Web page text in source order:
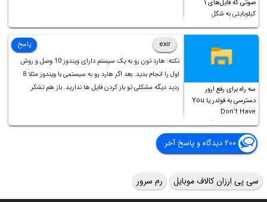
صوتی که فایل‌های ۱
کیلوبایتی به شکل
شورت‌کات در آن موجود
است!
سه راه برای رفع ارور
دسترسی به فولدر یا You
Don’t Have
Permission to
Access this folder
exir
نکته: هارد تون رو به یک سیستم دارای ویندوز 10 وصل و روش
اول را انجام بدید. بعد اگر هارد رو به سیستمی با ویندوز مثلا 8
زدید دیگه مشکلی تو باز کردن فایل ها ندارید. باز هم تشکر
پاسخ
۲۰۰ دیدگاه و پاسخ آخر
سی پی ارزان کالاف موبایل رم سرور